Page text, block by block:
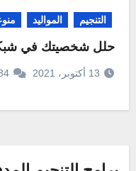
التنجيم المواليد
حلل شخصيتك في
13 أكتوبر، 2021 34